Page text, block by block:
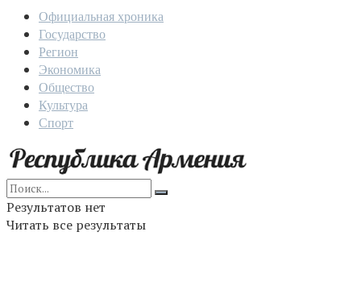
Официальная хроника
Государство
Регион
Экономика
Общество
Культура
Спорт
Результатов нет
Читать все результаты